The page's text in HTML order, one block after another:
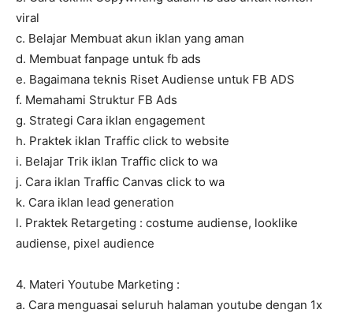
viral
c. Belajar Membuat akun iklan yang aman
d. Membuat fanpage untuk fb ads
e. Bagaimana teknis Riset Audiense untuk FB ADS
f. Memahami Struktur FB Ads
g. Strategi Cara iklan engagement
h. Praktek iklan Traffic click to website
i. Belajar Trik iklan Traffic click to wa
j. Cara iklan Traffic Canvas click to wa
k. Cara iklan lead generation
l. Praktek Retargeting : costume audiense, looklike
audiense, pixel audience
4. Materi Youtube Marketing :
a. Cara menguasai seluruh halaman youtube dengan 1x